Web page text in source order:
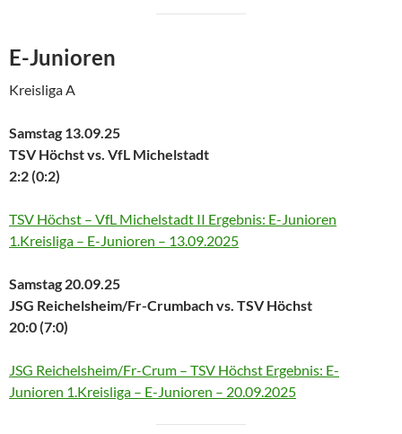
E-Junioren
Kreisliga A
Samstag 13.09.25
TSV Höchst vs. VfL Michelstadt
2:2 (0:2)
TSV Höchst – VfL Michelstadt II Ergebnis: E-Junioren
1.Kreisliga – E-Junioren – 13.09.2025
Samstag 20.09.25
JSG Reichelsheim/Fr-Crumbach vs. TSV Höchst
20:0 (7:0)
JSG Reichelsheim/Fr-Crum – TSV Höchst Ergebnis: E-
Junioren 1.Kreisliga – E-Junioren – 20.09.2025